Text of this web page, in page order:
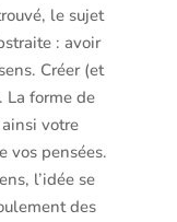
le sujet
: avoir
Créer (et
La forme de
votre
vos pensées.
l’idée se
des